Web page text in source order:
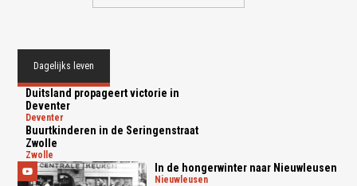
Dagelijks leven
Duitsland propageert victorie in
Deventer
deventer
Buurtkinderen in de Seringenstraat
Zwolle
zwolle
In de hongerwinter naar Nieuwleusen
nieuwleusen